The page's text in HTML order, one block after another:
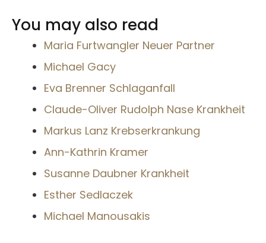
You may also read
Maria Furtwangler Neuer Partner
Michael Gacy
Eva Brenner Schlaganfall
Claude-Oliver Rudolph Nase Krankheit
Markus Lanz Krebserkrankung
Ann-Kathrin Kramer
Susanne Daubner Krankheit
Esther Sedlaczek
Michael Manousakis